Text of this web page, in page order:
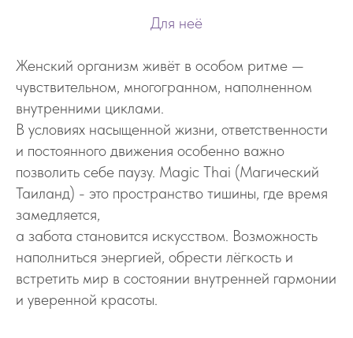
Для неё
Женский организм живёт в особом ритме —
чувствительном, многогранном, наполненном
внутренними циклами.
В условиях насыщенной жизни, ответственности
и постоянного движения особенно важно
позволить себе паузу. Magic Thai (Магический
Таиланд) - это пространство тишины, где время
замедляется,
а забота становится искусством. Возможность
наполниться энергией, обрести лёгкость и
встретить мир в состоянии внутренней гармонии
и уверенной красоты.